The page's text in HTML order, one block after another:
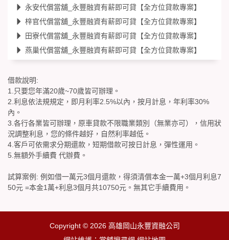
永安代償當舖_永豐融資有薪即可貸【全方位貸款專案】
梓官代償當舖_永豐融資有薪即可貸【全方位貸款專案】
田寮代償當舖_永豐融資有薪即可貸【全方位貸款專案】
燕巢代償當舖_永豐融資有薪即可貸【全方位貸款專案】
借款說明:
1.只要您年滿20歲~70歲皆可辦理。
2.利息依法規規定，即月利率2.5%以內，按月計息，年利率30%
內。
3.各行各業皆可辦理，原車貸款不限職業類別（無業亦可），信用狀
況調整利息，您的條件越好，自然利率越低。
4.客戶可依需求分期還款，短期借款可按日計息，彈性運用。
5.無額外手續費 代辦費。
試算案例: 例如借一萬元3個月還款，得須清償本金一萬+3個月利息7
50元 =本金1萬+利息3個月共10750元。無其它手續費用。
Copyright © 2026 高雄岡山永豐資融公司